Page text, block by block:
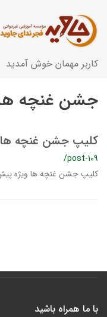
کاربر مهمان خوش آمدید
جشن غنچه
کلیپ جشن غنچه ها
/post-109
کلیپ جشن غنچه ها ویژه
با ما همراه باشید